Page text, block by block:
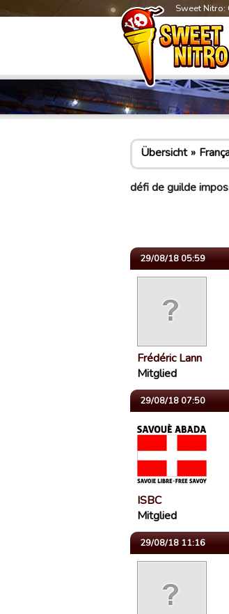
Sweet
Übersicht
défi de guilde
29/08/18 05:59
Frédéric Lann
Mitglied
29/08/18 07:50
ISBC
Mitglied
29/08/18 11:16